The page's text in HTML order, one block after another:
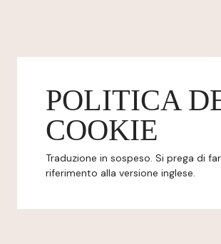
POLITICA
COOKIE
Traduzione in sospeso. Si prega di
riferimento alla versione inglese.